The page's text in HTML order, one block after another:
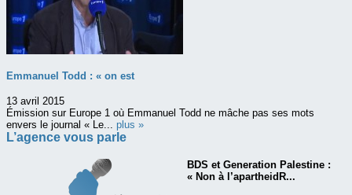
Emmanuel Todd : « on est
13 avril 2015
Émission sur Europe 1 où Emmanuel Todd ne mâche pas ses mots
envers le journal « Le... plus »
L’agence vous parle
BDS et Generation Palestine :
« Non à l’apartheidR...